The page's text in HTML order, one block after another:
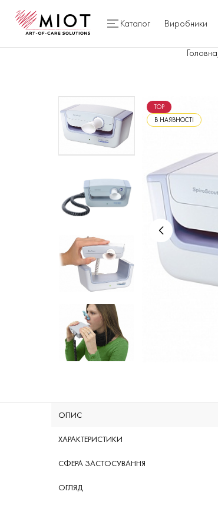
Каталог Виробники
Головна
TOP
В НАЯВНОСТІ
ОПИС
ХАРАКТЕРИСТИКИ
СФЕРА ЗАСТОСУВАННЯ
ОГЛЯД